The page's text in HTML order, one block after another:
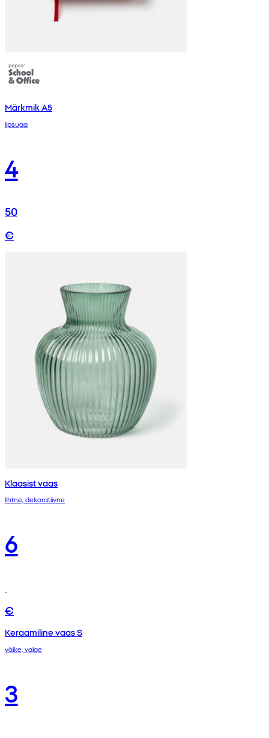
Märkmik A5
lipsuga
4
50
€
Klaasist vaas
lihtne, dekoratiivne
6
€
Keraamiline vaas S
väike, valge
3